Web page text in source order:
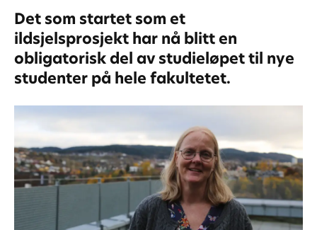
Det som startet som et
ildsjelsprosjekt har nå blitt en
obligatorisk del av studieløpet til nye
studenter på hele fakultetet.